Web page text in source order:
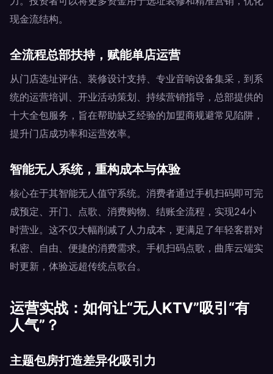
现金流结构。
全流程总部扶持，赋能单店运营
从门店选址评估、装修设计支持、专业音响设备集采，到系
统的运营培训、开业活动策划、持续营销指导，总部提供的
十大全包服务，旨在帮助缺乏经验的加盟商规避常见陷阱，
提升门店成功率和运营效率。
智能无人系统，重构成本与体验
核心在于其智能无人值守系统。消费者通过手机扫码即可完
成预定、开门、点歌、消费购物、结账全流程，实现24小
时营业。这不仅大幅削减了人力成本，更满足了年轻客群对
私密、自由、便捷的消费需求。手机扫码点歌，曲库云端实
时更新，体验远超传统点歌台。
运营实战：如何让“无人KTV”吸引“有
人气”？
主题包房打造差异化吸引力